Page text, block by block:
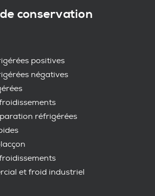
conservation
positives
négatives
réfrigérées
et froid industriel